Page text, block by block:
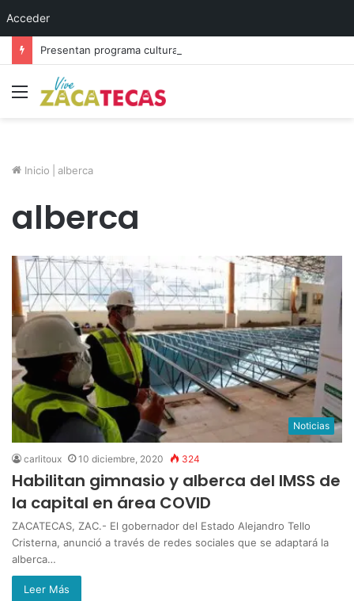
Acceder
Menú
Inicio alberca
alberca
Noticias
carlitoux 10 diciembre, 2020 324
Habilitan gimnasio y alberca del IMSS de
la capital en área COVID
ZACATECAS, ZAC.- El gobernador del Estado Alejandro Tello
Cristerna, anunció a través de redes sociales que se adaptará la
alberca…
Leer Más